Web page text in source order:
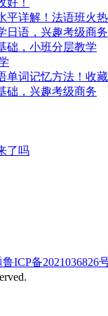
详解！法语班火热
日语，兴趣考级商务
础，小班分层教学
词记忆方法！收藏
础，兴趣考级商务
了吗
鲁ICP备2021036826